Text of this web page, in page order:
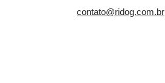
contato@ridog.com.br